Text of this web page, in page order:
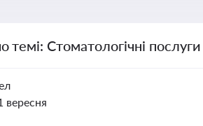
Стоматологічні послуги
вересня